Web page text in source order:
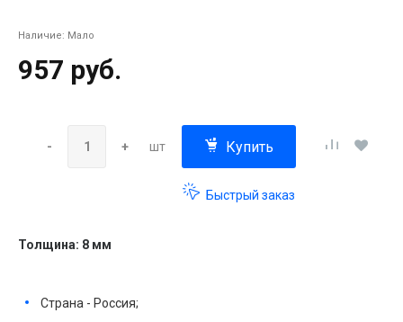
Наличие: Мало
957 руб.
- + шт Купить
Быстрый заказ
Толщина: 8 мм
Страна - Россия;